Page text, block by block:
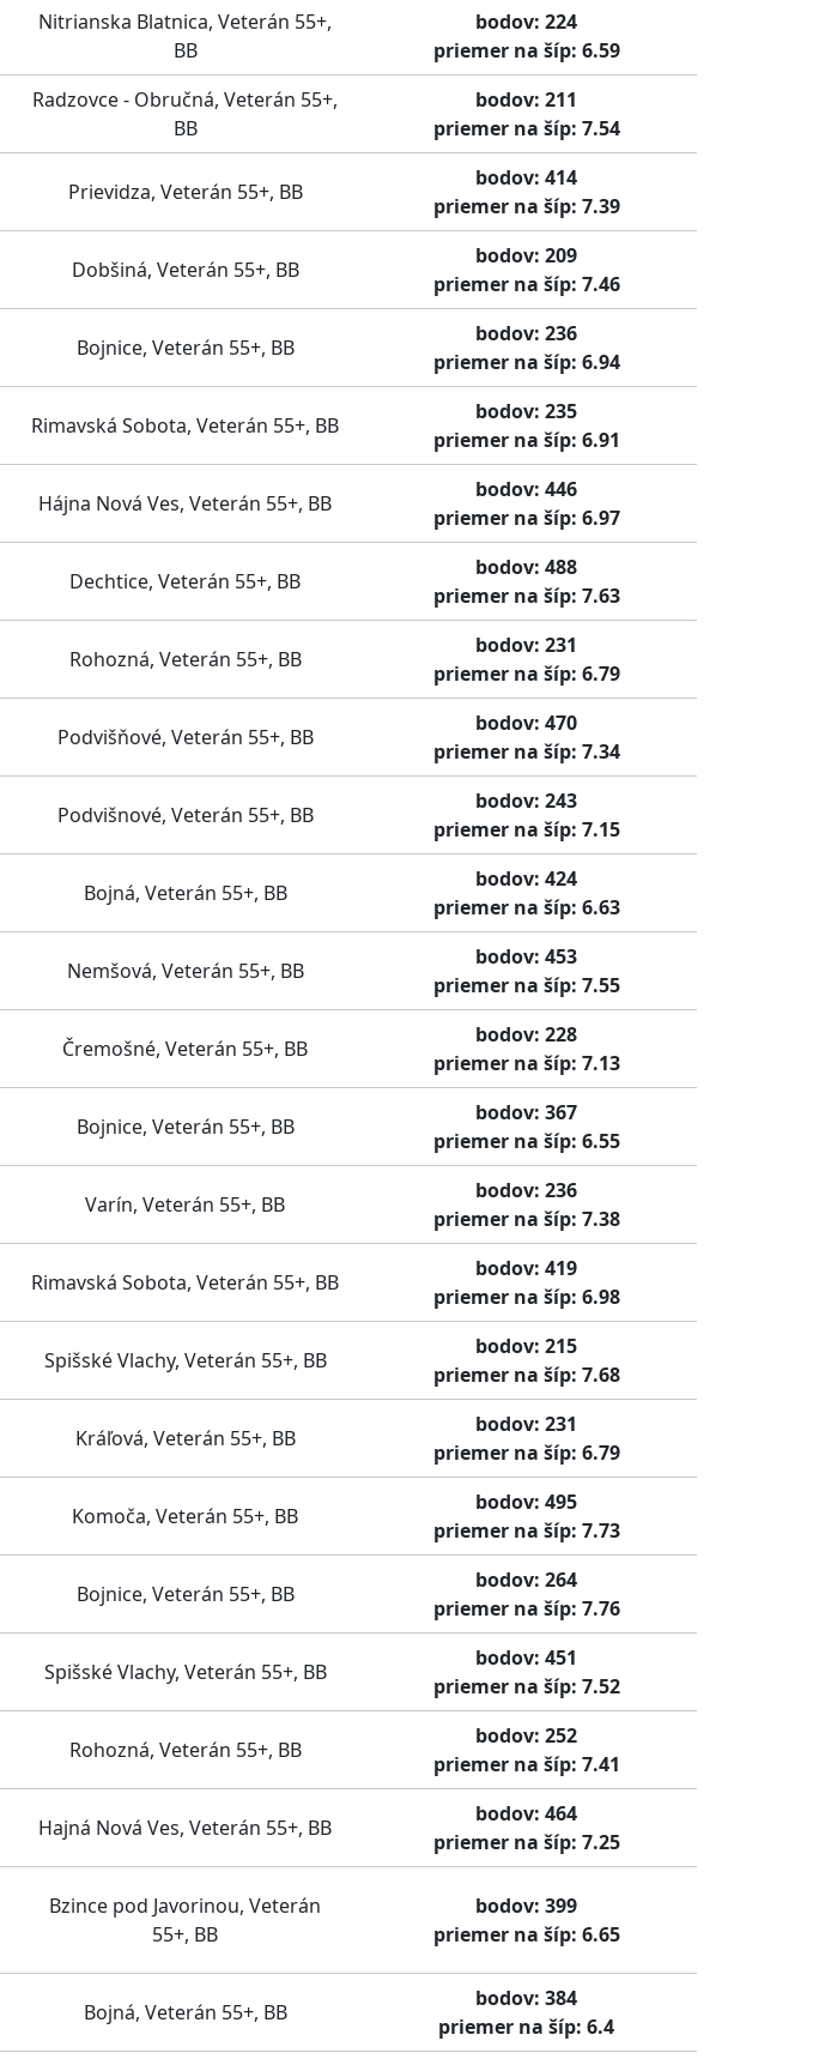
Nitrianska Blatnica, Veterán 55+,
BB
bodov: 224
priemer na šíp: 6.59
Radzovce - Obručná, Veterán 55+,
BB
bodov: 211
priemer na šíp: 7.54
Prievidza, Veterán 55+, BB
bodov: 414
priemer na šíp: 7.39
Dobšiná, Veterán 55+, BB
bodov: 209
priemer na šíp: 7.46
Bojnice, Veterán 55+, BB
bodov: 236
priemer na šíp: 6.94
Rimavská Sobota, Veterán 55+, BB
bodov: 235
priemer na šíp: 6.91
Hájna Nová Ves, Veterán 55+, BB
bodov: 446
priemer na šíp: 6.97
Dechtice, Veterán 55+, BB
bodov: 488
priemer na šíp: 7.63
Rohozná, Veterán 55+, BB
bodov: 231
priemer na šíp: 6.79
Podvišňové, Veterán 55+, BB
bodov: 470
priemer na šíp: 7.34
Podvišnové, Veterán 55+, BB
bodov: 243
priemer na šíp: 7.15
Bojná, Veterán 55+, BB
bodov: 424
priemer na šíp: 6.63
Nemšová, Veterán 55+, BB
bodov: 453
priemer na šíp: 7.55
Čremošné, Veterán 55+, BB
bodov: 228
priemer na šíp: 7.13
Bojnice, Veterán 55+, BB
bodov: 367
priemer na šíp: 6.55
Varín, Veterán 55+, BB
bodov: 236
priemer na šíp: 7.38
Rimavská Sobota, Veterán 55+, BB
bodov: 419
priemer na šíp: 6.98
Spišské Vlachy, Veterán 55+, BB
bodov: 215
priemer na šíp: 7.68
Kráľová, Veterán 55+, BB
bodov: 231
priemer na šíp: 6.79
Komoča, Veterán 55+, BB
bodov: 495
priemer na šíp: 7.73
Bojnice, Veterán 55+, BB
bodov: 264
priemer na šíp: 7.76
Spišské Vlachy, Veterán 55+, BB
bodov: 451
priemer na šíp: 7.52
Rohozná, Veterán 55+, BB
bodov: 252
priemer na šíp: 7.41
Hajná Nová Ves, Veterán 55+, BB
bodov: 464
priemer na šíp: 7.25
Bzince pod Javorinou, Veterán
55+, BB
bodov: 399
priemer na šíp: 6.65
Bojná, Veterán 55+, BB
bodov: 384
priemer na šíp: 6.4